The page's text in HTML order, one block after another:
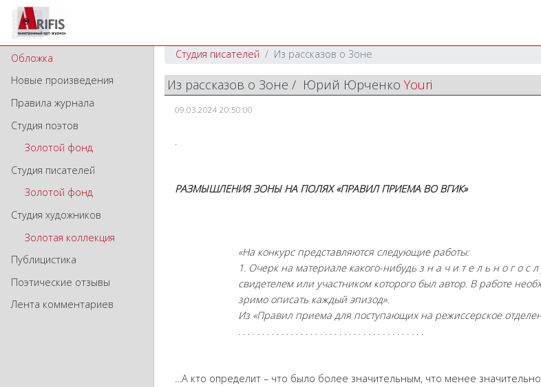
Обложка
Новые произведения
Правила журнала
Студия поэтов
Золотой фонд
Студия писателей
Золотой фонд
Студия художников
Золотая коллекция
Публицистика
Поэтические отзывы
Лента комментариев
Студия писателей Из рассказов о Зоне
Из рассказов о Зоне / Юрий Юрченко Youri
09.03.2024 20:50:00
.
РАЗМЫШЛЕНИЯ ЗОНЫ НА ПОЛЯХ «ПРАВИЛ ПРИЕМА ВО ВГИК»
«На конкурс представляются следующие работы:
1. Очерк на материале какого-нибудь з н а ч и т е л ь н о г о с
свидетелем или участником которого был автор. В работе
зримо описать каждый эпизод».
Из «Правил приема для поступающих на режиссерское
. . . . . . . . . . . . . . . . . . . . . . . . . . . . . . . . . . . . . . .
…А кто определит – что было более значительным, что менее